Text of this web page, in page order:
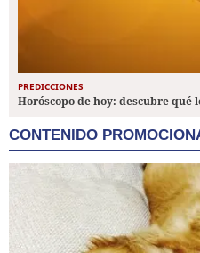
PREDICCIONES
Horóscopo de hoy: descubre qué
CONTENIDO